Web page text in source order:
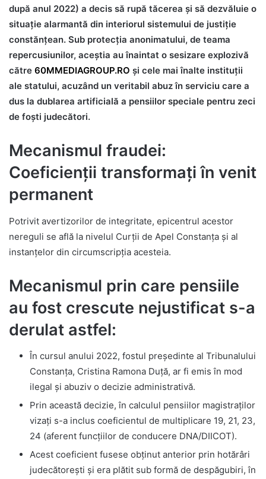
după anul 2022) a decis să rupă tăcerea și să dezvăluie o
situație alarmantă din interiorul sistemului de justiție
constănțean. Sub protecția anonimatului, de teama
repercusiunilor, aceștia au înaintat o sesizare explozivă
către 60MMEDIAGROUP.RO și cele mai înalte instituții
ale statului, acuzând un veritabil abuz în serviciu care a
dus la dublarea artificială a pensiilor speciale pentru zeci
de foști judecători.
Mecanismul fraudei:
Coeficienții transformați în venit
permanent
Potrivit avertizorilor de integritate, epicentrul acestor
nereguli se află la nivelul Curții de Apel Constanța și al
instanțelor din circumscripția acesteia.
Mecanismul prin care pensiile
au fost crescute nejustificat s-a
derulat astfel:
În cursul anului 2022, fostul președinte al Tribunalului
Constanța, Cristina Ramona Duță, ar fi emis în mod
ilegal și abuziv o decizie administrativă.
Prin această decizie, în calculul pensiilor magistraților
vizați s-a inclus coeficientul de multiplicare 19, 21, 23,
24 (aferent funcțiilor de conducere DNA/DIICOT).
Acest coeficient fusese obținut anterior prin hotărâri
judecătorești și era plătit sub formă de despăgubiri, în